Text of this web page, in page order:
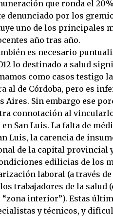
que ronda el
denunciado por los
uno de los principales
año tras año.
es necesario
lo destinado a salud
como casos testigo
al de Córdoba, pero es
Aires. Sin embargo ese
connotación al
San Luis. La falta de
Luis, la carencia de
de la capital provincial
edilicias de los
laboral (a través
trabajadores de la salud
interior”). Estas
y técnicos, y